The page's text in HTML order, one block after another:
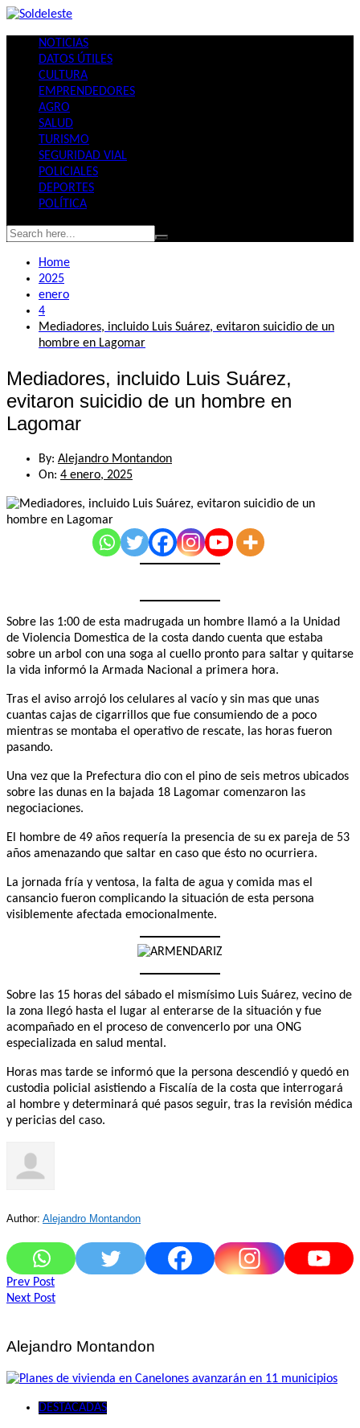
Skip
contentNOTICIAS
DATOS ÚTILES
CULTURA
EMPRENDEDORES
AGRO
SALUD
TURISMO
SEGURIDAD VIAL
POLICIALES
DEPORTES
POLÍTICA
Home
2025
enero
4
Mediadores, incluido Luis Suárez, evitaron suicidio de un
hombre en Lagomar
Mediadores, incluido Luis Suárez,
evitaron suicidio de un hombre en
Lagomar
By: Alejandro Montandon
On: 4 enero, 2025
Sobre las 1:00 de esta madrugada un hombre llamó a la Unidad
de Violencia Domestica de la costa dando cuenta que estaba
sobre un arbol con una soga al cuello pronto para saltar y quitarse
la vida informó la Armada Nacional a primera hora.
Tras el aviso arrojó los celulares al vacío y sin mas que unas
cuantas cajas de cigarrillos que fue consumiendo de a poco
mientras se montaba el operativo de rescate, las horas fueron
pasando.
Una vez que la Prefectura dio con el pino de seis metros ubicados
sobre las dunas en la bajada 18 Lagomar comenzaron las
negociaciones.
El hombre de 49 años requería la presencia de su ex pareja de 53
años amenazando que saltar en caso que ésto no ocurriera.
La jornada fría y ventosa, la falta de agua y comida mas el
cansancio fueron complicando la situación de esta persona
visiblemente afectada emocionalmente.
Sobre las 15 horas del sábado el mismísimo Luis Suárez, vecino de
la zona llegó hasta el lugar al enterarse de la situación y fue
acompañado en el proceso de convencerlo por una ONG
especializada en salud mental.
Horas mas tarde se informó que la persona descendió y quedó en
custodia policial asistiendo a Fiscalía de la costa que interrogará
al hombre y determinará qué pasos seguir, tras la revisión médica
y pericias del caso.
Author: Alejandro Montandon
Navegación
de
Prev Post
Next Post
Alejandro Montandon
DESTACADAS